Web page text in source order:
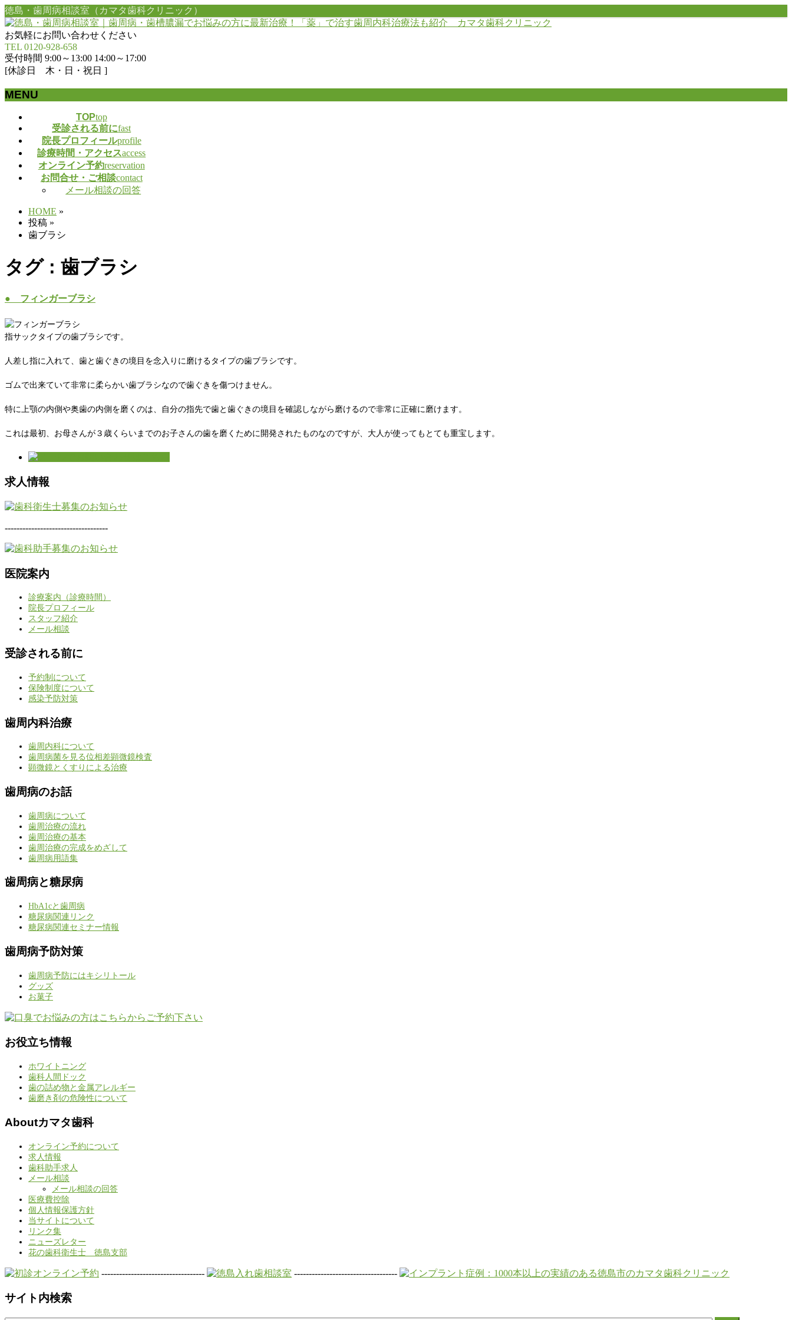
徳島・歯周病相談室（カマタ歯科クリニック）
お気軽にお問い合わせください
TEL 0120-928-658
受付時間 9:00～13:00 14:00～17:00
[休診日 木・日・祝日 ]
MENU
TOPtop
受診される前にfast
院長プロフィールprofile
診療時間・アクセスaccess
オンライン予約reservation
お問合せ・ご相談contact
メール相談の回答
HOME »
投稿 »
歯ブラシ
タグ : 歯ブラシ
● フィンガーブラシ
指サックタイプの歯ブラシです。
人差し指に入れて、歯と歯ぐきの境目を念入りに磨けるタイプの歯ブラシです。
ゴムで出来ていて非常に柔らかい歯ブラシなので歯ぐきを傷つけません。
特に上顎の内側や奥歯の内側を磨くのは、自分の指先で歯と歯ぐきの境目を確認しながら磨けるので非常に正確に磨けます。
これは最初、お母さんが３歳くらいまでのお子さんの歯を磨くために開発されたものなのですが、大人が使ってもとても重宝します。
求人情報
-----------------------------------
医院案内
診療案内（診療時間）
院長プロフィール
スタッフ紹介
メール相談
受診される前に
予約制について
保険制度について
感染予防対策
歯周内科治療
歯周内科について
歯周病菌を見る位相差顕微鏡検査
顕微鏡とくすりによる治療
歯周病のお話
歯周病について
歯周治療の流れ
歯周治療の基本
歯周治療の完成をめざして
歯周病用語集
歯周病と糖尿病
HbA1cと歯周病
糖尿病関連リンク
糖尿病関連セミナー情報
歯周病予防対策
歯周病予防にはキシリトール
グッズ
お菓子
お役立ち情報
ホワイトニング
歯科人間ドック
歯の詰め物と金属アレルギー
歯磨き剤の危険性について
Aboutカマタ歯科
オンライン予約について
求人情報
歯科助手求人
メール相談
メール相談の回答
医療費控除
個人情報保護方針
当サイトについて
リンク集
ニューズレター
花の歯科衛生士 徳島支部
----------------------------------- -----------------------------------
サイト内検索